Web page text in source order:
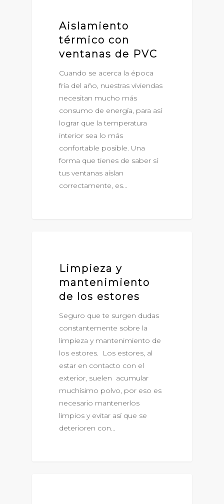
Aislamiento
térmico con
ventanas de PVC
Cuando se acerca la época
fría del año, nuestras viviendas
necesitan mucho más
consumo de energía, para así
lograr que la temperatura
interior sea lo más
confortable posible. Una
forma que tienes de saber sí
tus ventanas aíslan
correctamente, es…
Limpieza y
mantenimiento
de los estores
Seguro que te surgen dudas
constantemente sobre la
limpieza y mantenimiento de
los estores. Los estores, al
estar en contacto con el
exterior, suelen acumular
muchísimo polvo, por eso es
necesario mantenerlos
limpios y evitar así que se
deterioren con…